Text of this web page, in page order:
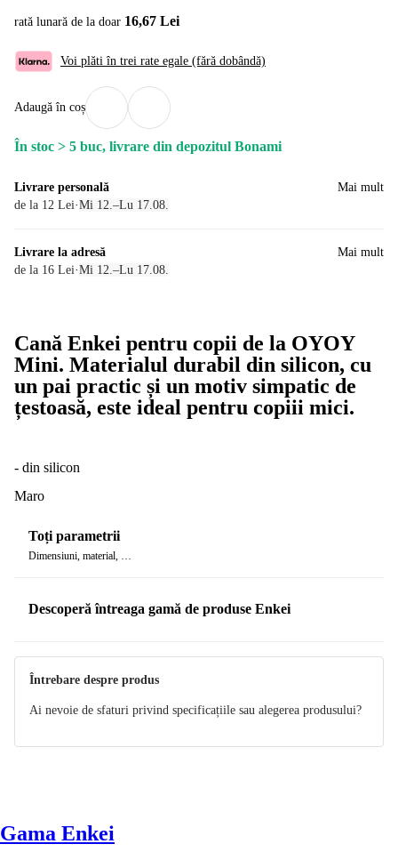
rată lunară de la doar 16,67 Lei
Voi plăti în trei rate egale (fără dobândă)
Adaugă în coș
În stoc > 5 buc, livrare din depozitul Bonami
Livrare personală
de la 12 Lei·Mi 12.–Lu 17.08.
Mai mult
Livrare la adresă
de la 16 Lei·Mi 12.–Lu 17.08.
Mai mult
Cană Enkei pentru copii de la OYOY
Mini. Materialul durabil din silicon, cu
un pai practic și un motiv simpatic de
țestoasă, este ideal pentru copiii mici.
- din silicon
Maro
Toți parametrii
Dimensiuni, material, …
Descoperă întreaga gamă de produse Enkei
Întrebare despre produs
Ai nevoie de sfaturi privind specificațiile sau alegerea produsului?
Gama Enkei